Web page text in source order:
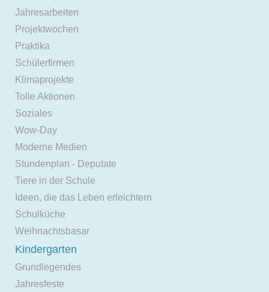
Jahresarbeiten
Projektwochen
Praktika
Schülerfirmen
Klimaprojekte
Tolle Aktionen
Soziales
Wow-Day
Moderne Medien
Stundenplan - Deputate
Tiere in der Schule
Ideen, die das Leben erleichtern
Schulküche
Weihnachtsbasar
Kindergarten
Grundlegendes
Jahresfeste